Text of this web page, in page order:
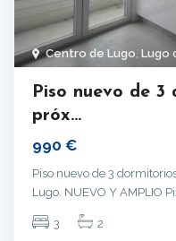
Centro de Lugo Lugo
Piso nuevo de
próx...
990 €
Piso nuevo de 3
Lugo. NUEVO Y AMPLIO
3 2